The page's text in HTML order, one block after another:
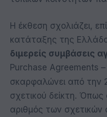
Η έκθεση σχολιάζει,
κατάταξης της
διμερείς συμβάσεις
Purchase Agreements
σκαρφαλώνει από την
σχετικού δείκτη. Όπως
αριθμός των